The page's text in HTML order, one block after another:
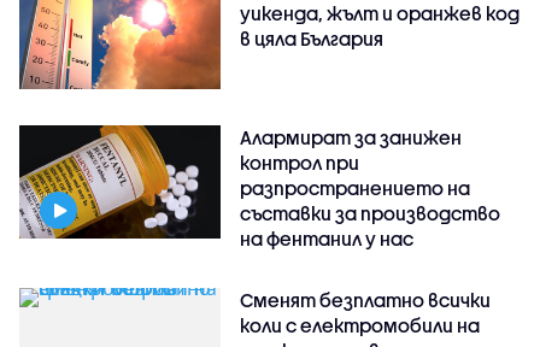
уикенда, жълт и оранжев код
в цяла България
Алармират за занижен
контрол при
разпространението на
съставки за производство
на фентанил у нас
Сменят безплатно всички
коли с електромобили на